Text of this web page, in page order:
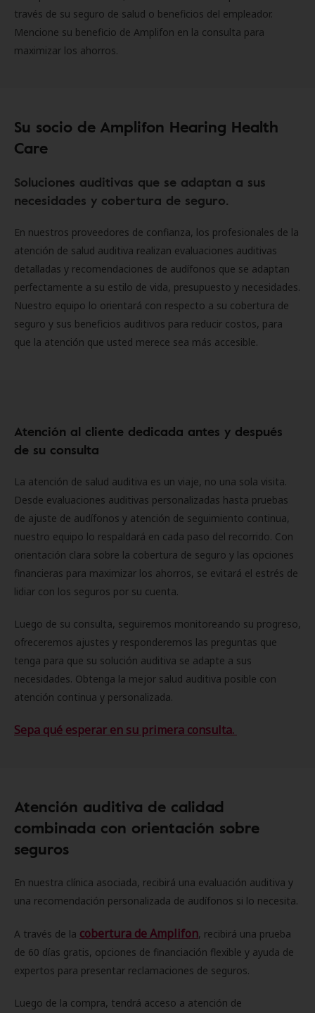
través de su seguro de salud o beneficios del empleador.
Mencione su beneficio de Amplifon en la consulta para
maximizar los ahorros.
Su socio de Amplifon Hearing Health
Care
Soluciones auditivas que se adaptan a sus
necesidades y cobertura de seguro.
En nuestros proveedores de confianza, los profesionales de la
atención de salud auditiva realizan evaluaciones auditivas
detalladas y recomendaciones de audífonos que se adaptan
perfectamente a su estilo de vida, presupuesto y necesidades.
Nuestro equipo lo orientará con respecto a su cobertura de
seguro y sus beneficios auditivos para reducir costos, para
que la atención que usted merece sea más accesible.
Atención al cliente dedicada antes y después
de su consulta
La atención de salud auditiva es un viaje, no una sola visita.
Desde evaluaciones auditivas personalizadas hasta pruebas
de ajuste de audífonos y atención de seguimiento continua,
nuestro equipo lo respaldará en cada paso del recorrido. Con
orientación clara sobre la cobertura de seguro y las opciones
financieras para maximizar los ahorros, se evitará el estrés de
lidiar con los seguros por su cuenta.
Luego de su consulta, seguiremos monitoreando su progreso,
ofreceremos ajustes y responderemos las preguntas que
tenga para que su solución auditiva se adapte a sus
necesidades. Obtenga la mejor salud auditiva posible con
atención continua y personalizada.
Sepa qué esperar en su primera consulta.
Atención auditiva de calidad
combinada con orientación sobre
seguros
En nuestra clínica asociada, recibirá una evaluación auditiva y
una recomendación personalizada de audífonos si lo necesita.
A través de la cobertura de Amplifon, recibirá una prueba
de 60 días gratis, opciones de financiación flexible y ayuda de
expertos para presentar reclamaciones de seguros.
Luego de la compra, tendrá acceso a atención de